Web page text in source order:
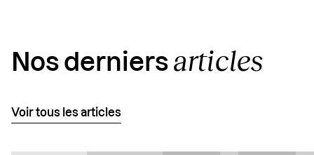
Nos derniers articles
Voir tous les articles